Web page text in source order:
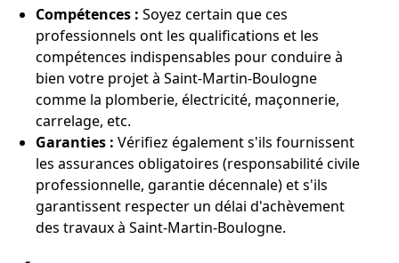
Compétences : Soyez certain que ces
professionnels ont les qualifications et les
compétences indispensables pour conduire à
bien votre projet à Saint-Martin-Boulogne
comme la plomberie, électricité, maçonnerie,
carrelage, etc.
Garanties : Vérifiez également s'ils fournissent
les assurances obligatoires (responsabilité civile
professionnelle, garantie décennale) et s'ils
garantissent respecter un délai d'achèvement
des travaux à Saint-Martin-Boulogne.